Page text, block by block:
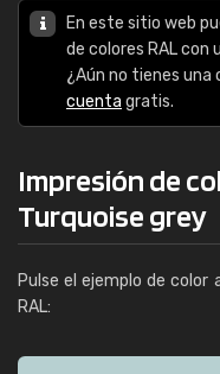
En este sitio web
de colores RAL con
¿Aún no tienes
cuenta gratis.
Impresión de
Turquoise grey
Pulse el ejemplo de
RAL: